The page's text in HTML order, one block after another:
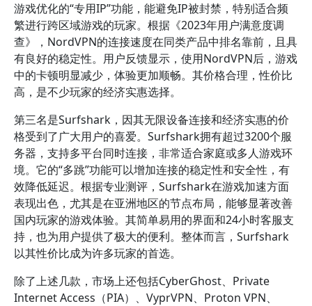
游戏优化的“专用IP”功能，能避免IP被封禁，特别适合频
繁进行跨区域游戏的玩家。根据《2023年用户满意度调
查》，NordVPN的连接速度在同类产品中排名靠前，且具
有良好的稳定性。用户反馈显示，使用NordVPN后，游戏
中的卡顿明显减少，体验更加顺畅。其价格合理，性价比
高，是不少玩家的经济实惠选择。
第三名是Surfshark，因其无限设备连接和经济实惠的价
格受到了广大用户的喜爱。Surfshark拥有超过3200个服
务器，支持多平台同时连接，非常适合家庭或多人游戏环
境。它的“多跳”功能可以增加连接的稳定性和安全性，有
效降低延迟。根据专业测评，Surfshark在游戏加速方面
表现出色，尤其是在亚洲地区的节点布局，能够显著改善
国内玩家的游戏体验。其简单易用的界面和24小时客服支
持，也为用户提供了极大的便利。整体而言，Surfshark
以其性价比成为许多玩家的首选。
除了上述几款，市场上还包括CyberGhost、Private
Internet Access（PIA）、VyprVPN、Proton VPN、